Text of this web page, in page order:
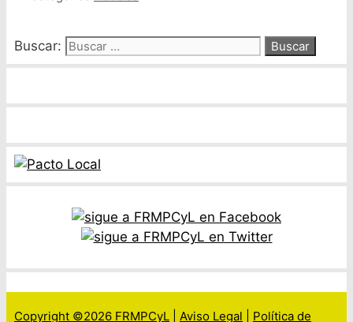
Buscar:
Copyright ©2026 FRMPCyL Aviso Legal Política de